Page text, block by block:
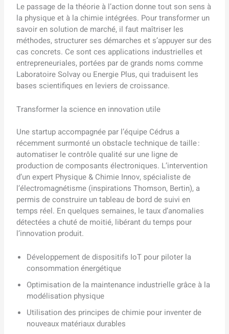
Le passage de la théorie à l’action donne tout son sens à
la physique et à la chimie intégrées. Pour transformer un
savoir en solution de marché, il faut maîtriser les
méthodes, structurer ses démarches et s’appuyer sur des
cas concrets. Ce sont ces applications industrielles et
entrepreneuriales, portées par de grands noms comme
Laboratoire Solvay ou Energie Plus, qui traduisent les
bases scientifiques en leviers de croissance.
Transformer la science en innovation utile
Une startup accompagnée par l’équipe Cédrus a
récemment surmonté un obstacle technique de taille :
automatiser le contrôle qualité sur une ligne de
production de composants électroniques. L’intervention
d’un expert Physique & Chimie Innov, spécialiste de
l’électromagnétisme (inspirations Thomson, Bertin), a
permis de construire un tableau de bord de suivi en
temps réel. En quelques semaines, le taux d’anomalies
détectées a chuté de moitié, libérant du temps pour
l’innovation produit.
Développement de dispositifs IoT pour piloter la
consommation énergétique
Optimisation de la maintenance industrielle grâce à la
modélisation physique
Utilisation des principes de chimie pour inventer de
nouveaux matériaux durables